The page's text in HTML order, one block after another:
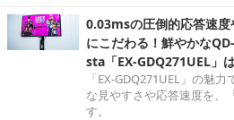
0.03msの圧倒的応答速
にこだわる！鮮やかな
sta「EX-GDQ271UEL」
「EX-GDQ271UEL」の魅
な見やすさや応答速度を、
す。